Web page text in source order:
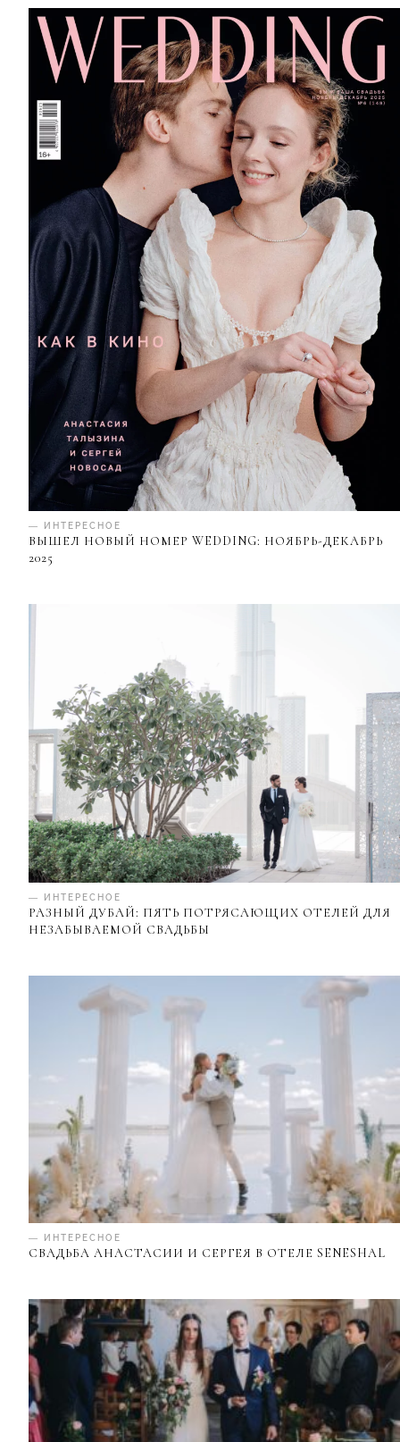
— ИНТЕРЕСНОЕ
ВЫШЕЛ НОВЫЙ НОМЕР WEDDING: НОЯБРЬ-ДЕКАБРЬ
2025
— ИНТЕРЕСНОЕ
РАЗНЫЙ ДУБАЙ: ПЯТЬ ПОТРЯСАЮЩИХ ОТЕЛЕЙ ДЛЯ
НЕЗАБЫВАЕМОЙ СВАДЬБЫ
— ИНТЕРЕСНОЕ
СВАДЬБА АНАСТАСИИ И СЕРГЕЯ В ОТЕЛЕ SENESHAL